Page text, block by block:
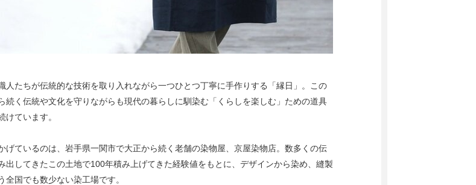
人たちが伝統的な技術を取り入れながら一つひとつ丁寧に手作りする「縁日」。この
続く伝統や文化を守りながらも現代の暮らしに馴染む「くらしを楽しむ」ための道具
けています。
げているのは、岩手県一関市で大正から続く老舗の染物屋、京屋染物店。数多くの伝
出してきたこの土地で100年積み上げてきた経験値をもとに、デザインから染め、縫製
全国でも数少ない染工場です。